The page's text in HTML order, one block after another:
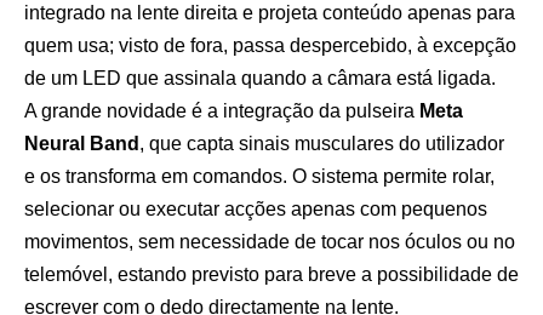
integrado na lente direita e projeta conteúdo apenas para
quem usa; visto de fora, passa despercebido, à excepção
de um LED que assinala quando a câmara está ligada.
A grande novidade é a integração da pulseira Meta
Neural Band , que capta sinais musculares do utilizador
e os transforma em comandos. O sistema permite rolar,
selecionar ou executar acções apenas com pequenos
movimentos, sem necessidade de tocar nos óculos ou no
telemóvel, estando previsto para breve a possibilidade de
escrever com o dedo directamente na lente.